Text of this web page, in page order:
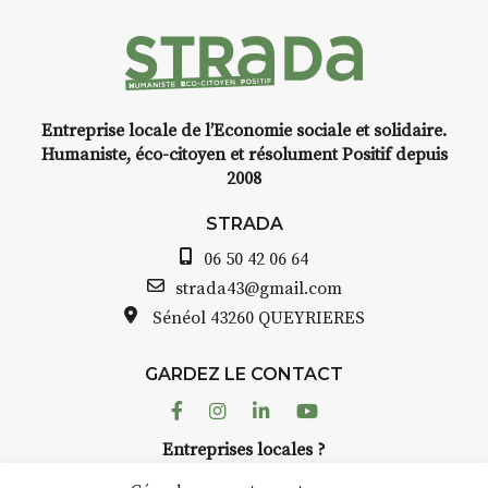
INTERVIEW
avez ouvert une galerie à
Auzon…
Bernard TURLE Le Fumoir n’est
pas une galerie permanente.
AuzonToujours organise
dans le village. Des artistes et
caves, les granges d’Auzon. Le
Fumoir est l’un de ces espaces
Entreprise locale de l’Economie sociale et solidaire.
Humaniste, éco-citoyen et résolument Positif depuis
2008
STRADA
06 50 42 06 64
strada43@gmail.com
Sénéol 43260 QUEYRIERES
GARDEZ LE CONTACT
FacebookInstagram
LinkedinYoutube
Entreprises locales ?